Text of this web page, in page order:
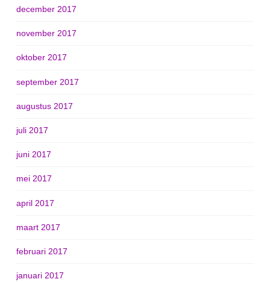
december 2017
november 2017
oktober 2017
september 2017
augustus 2017
juli 2017
juni 2017
mei 2017
april 2017
maart 2017
februari 2017
januari 2017